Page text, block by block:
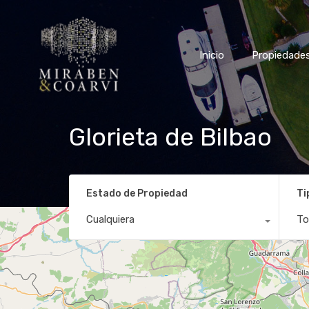
Propiedades Servicios
Inicio
Glorieta de Bilbao
Estado de Propiedad
Cualquiera